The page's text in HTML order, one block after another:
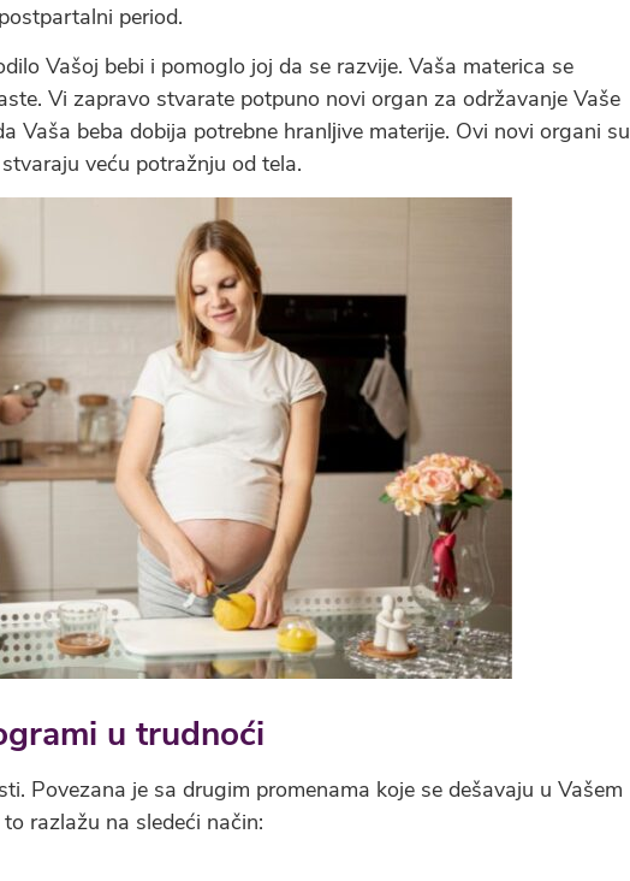
period.
Vašoj bebi i pomoglo joj da se razvije. Vaša materica se
Vi zapravo stvarate potpuno novi organ za održavanje Vaše
Vaša beba dobija potrebne hranlјive materije. Ovi novi organi su
veću potražnju od tela.
u trudnoći
Povezana je sa drugim promenama koje se dešavaju u Vašem
razlažu na sledeći način: